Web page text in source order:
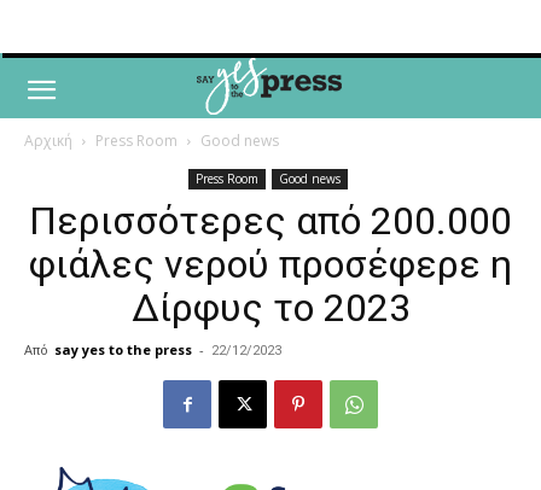
Αρχική Press Room Good news
Press Room Good news
Περισσότερες από 200.000
φιάλες νερού προσέφερε η
Δίρφυς το 2023
Από say yes to the press - 22/12/2023